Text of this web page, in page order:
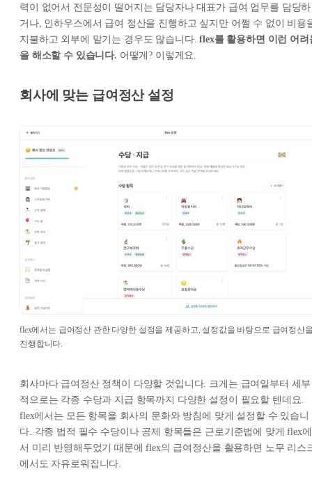
력이 없어서 전문성이 떨어지는 담당자나 대표가 급여 업무를 담당하
거나, 인하우스에서 급여 정산을 진행하고 싶지만 어쩔 수 없이 비용
지불하고 외부에 맡기는 경우도 많습니다.flex를 활용하면 이런 어려
을 해소할 수 있습니다. 어떻게? 이렇게요.
회사에 맞는 급여정산 설정
flex에서는 급여정산 관한 다양한 설정을 제공하고, 설정값을 바탕으로 급여정산
진행합니다.
회사마다 급여정산 정책이 다양할 것입니다. 크게는 급여일부터 세부
적으로는 각종 수당과 지급 항목까지 다양한 설정이 필요할 텐데요.
flex에서는 모든 항목을 회사의 문화와 방침에 맞게 설정할 수 있습니
다. 각종 법적 필수 수당이나 공제 항목들은 근로기준법에 맞게 flex에
서 미리 반영해두었기 때문에 flex의 급여정산을 활용하면 노무 리스
에서도 자유로워집니다.